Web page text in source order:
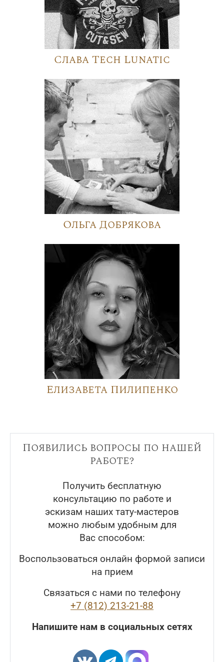
Слава Tech Lunatic
Ольга Добрякова
Елизавета Пилипенко
Появились вопросы по нашей
работе?
Получить бесплатную
консультацию по работе и
эскизам наших тату-мастеров
можно любым удобным для
Вас способом:
Воспользоваться онлайн формой записи
на прием
Связаться с нами по телефону
+7 (812) 213-21-88
Напишите нам в социальных сетях